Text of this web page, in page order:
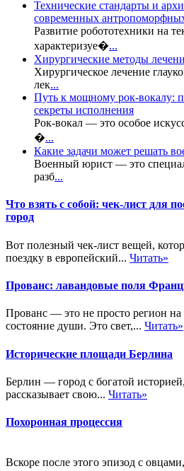
Технические стандарты и
современных
Развитие робототехники на
характеризуе�...
Хирургические методы
Хирургическое лечение
лек...
Путь к мощному рок-вокалу:
секреты исполнения
Рок-вокал — это особое
�...
Какие задачи может решать
Военный юрист — это
разб...
Что взять с собой: чек-лист для
город
Вот полезный чек-лист вещей,
поездку в европейский... Читать»
Прованс: лавандовые поля
Прованс — это не просто регион
состояние души. Это свет,... Читать»
Исторические площади Берлина
Берлин — город с богатой
рассказывает свою... Читать»
Похоронная процессия
Вскоре после этого эпизод с